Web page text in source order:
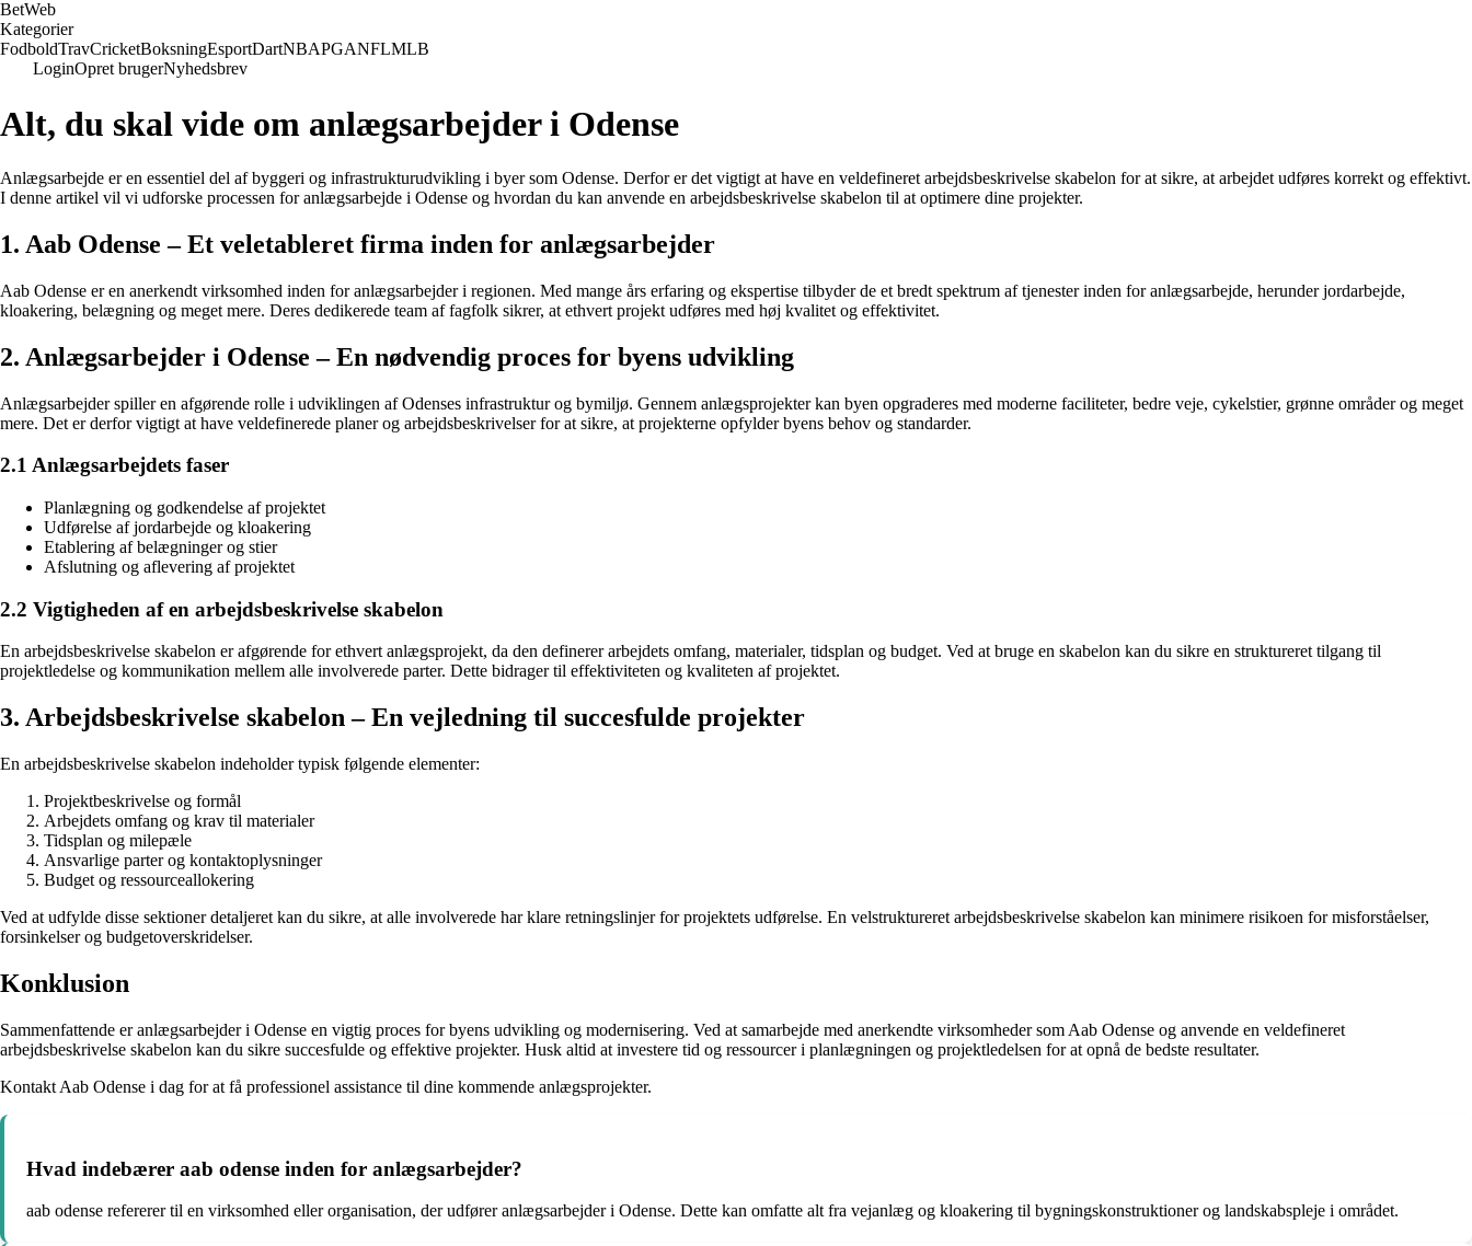
BetWeb
Kategorier
FodboldTravCricketBoksningEsportDartNBAPGANFLMLB
LoginOpret brugerNyhedsbrev
Alt, du skal vide om anlægsarbejder i Odense
Anlægsarbejde er en essentiel del af byggeri og infrastrukturudvikling i byer som Odense. Derfor er det vigtigt at have en veldefineret arbejdsbeskrivelse skabelon for at sikre, at arbejdet udføres korrekt og effektivt.
I denne artikel vil vi udforske processen for anlægsarbejde i Odense og hvordan du kan anvende en arbejdsbeskrivelse skabelon til at optimere dine projekter.
1. Aab Odense – Et veletableret firma inden for anlægsarbejder
Aab Odense er en anerkendt virksomhed inden for anlægsarbejder i regionen. Med mange års erfaring og ekspertise tilbyder de et bredt spektrum af tjenester inden for anlægsarbejde, herunder jordarbejde,
kloakering, belægning og meget mere. Deres dedikerede team af fagfolk sikrer, at ethvert projekt udføres med høj kvalitet og effektivitet.
2. Anlægsarbejder i Odense – En nødvendig proces for byens udvikling
Anlægsarbejder spiller en afgørende rolle i udviklingen af Odenses infrastruktur og bymiljø. Gennem anlægsprojekter kan byen opgraderes med moderne faciliteter, bedre veje, cykelstier, grønne områder og meget
mere. Det er derfor vigtigt at have veldefinerede planer og arbejdsbeskrivelser for at sikre, at projekterne opfylder byens behov og standarder.
2.1 Anlægsarbejdets faser
Planlægning og godkendelse af projektet
Udførelse af jordarbejde og kloakering
Etablering af belægninger og stier
Afslutning og aflevering af projektet
2.2 Vigtigheden af en arbejdsbeskrivelse skabelon
En arbejdsbeskrivelse skabelon er afgørende for ethvert anlægsprojekt, da den definerer arbejdets omfang, materialer, tidsplan og budget. Ved at bruge en skabelon kan du sikre en struktureret tilgang til
projektledelse og kommunikation mellem alle involverede parter. Dette bidrager til effektiviteten og kvaliteten af projektet.
3. Arbejdsbeskrivelse skabelon – En vejledning til succesfulde projekter
En arbejdsbeskrivelse skabelon indeholder typisk følgende elementer:
Projektbeskrivelse og formål
Arbejdets omfang og krav til materialer
Tidsplan og milepæle
Ansvarlige parter og kontaktoplysninger
Budget og ressourceallokering
Ved at udfylde disse sektioner detaljeret kan du sikre, at alle involverede har klare retningslinjer for projektets udførelse. En velstruktureret arbejdsbeskrivelse skabelon kan minimere risikoen for misforståelser,
forsinkelser og budgetoverskridelser.
Konklusion
Sammenfattende er anlægsarbejder i Odense en vigtig proces for byens udvikling og modernisering. Ved at samarbejde med anerkendte virksomheder som Aab Odense og anvende en veldefineret
arbejdsbeskrivelse skabelon kan du sikre succesfulde og effektive projekter. Husk altid at investere tid og ressourcer i planlægningen og projektledelsen for at opnå de bedste resultater.
Kontakt Aab Odense i dag for at få professionel assistance til dine kommende anlægsprojekter.
Hvad indebærer aab odense inden for anlægsarbejder?
aab odense refererer til en virksomhed eller organisation, der udfører anlægsarbejder i Odense. Dette kan omfatte alt fra vejanlæg og kloakering til bygningskonstruktioner og landskabspleje i området.